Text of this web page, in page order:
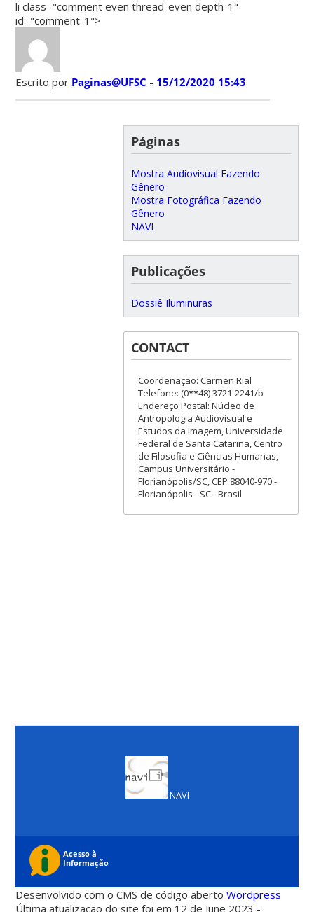
li class="comment even thread-even depth-1"
id="comment-1">
Escrito por Paginas@UFSC - 15/12/2020 15:43
Páginas
Mostra Audiovisual Fazendo
Gênero
Mostra Fotográfica Fazendo
Gênero
NAVI
Publicações
Dossiê Iluminuras
CONTACT
Coordenação: Carmen Rial
Telefone: (0**48) 3721-2241/b
Endereço Postal: Núcleo de
Antropologia Audiovisual e
Estudos da Imagem, Universidade
Federal de Santa Catarina, Centro
de Filosofia e Ciências Humanas,
Campus Universitário -
Florianópolis/SC, CEP 88040-970 -
Florianópolis - SC - Brasil
NAVI
Desenvolvido com o CMS de código abertoWordpress
Última atualização do site foi em 12 de June 2023 -